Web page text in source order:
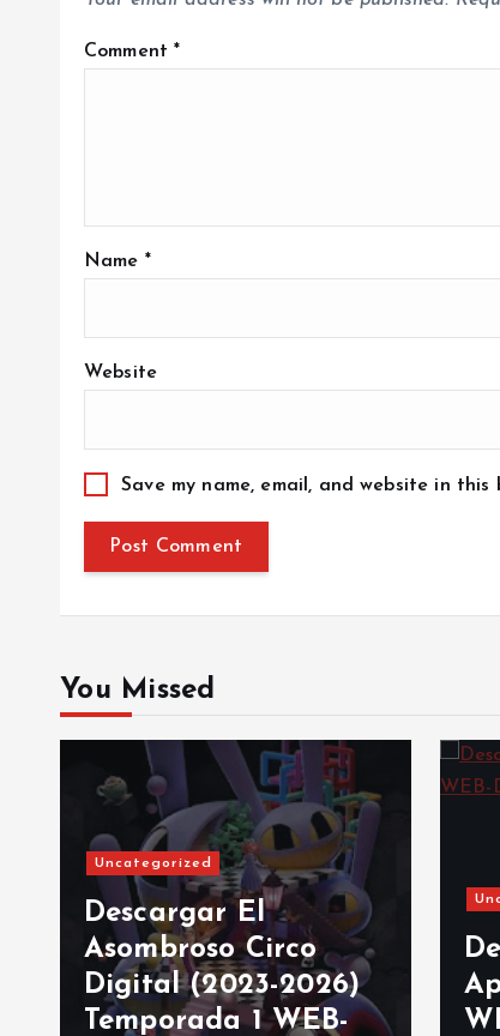
Comment*
Name *
Website
Save my name, email, and website in
You Missed
Uncategorized
Descargar El
Asombroso Circo
Digital (2023-2026)
Temporada 1 WEB-